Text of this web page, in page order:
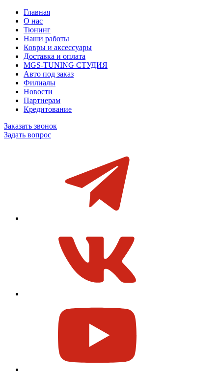
Главная
О нас
Тюнинг
Наши работы
Ковры и аксессуары
Доставка и оплата
MGS-TUNING СТУДИЯ
Авто под заказ
Филиалы
Новости
Партнерам
Кредитование
Заказать звонок
Задать вопрос